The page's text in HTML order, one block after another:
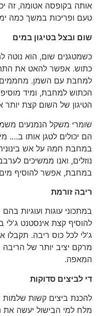
אותה בקופסה אטומה, זה
טעם ופריכות במשך כמה ימים.
שום ובצל בטיגון במים
כשמטגנים שום, הוא נוטה
כתוש. אפשר להאט את
למחבת עם השמן. מחממים
הכתוש למחבת, ומיד
הטיגון של השום קצת יותר
שומרי משקל הנמנעים משמן
הם יכולים לטגן אותו ב….
במחבת חמה על אש
נוזלים, ואנו ממשיכים לערבב
במחבת, אפשר להוסיף מים.
ריבה זורמת
במתכוני עוגות ועוגיות
להוסיף קצת אינסטנט ג'לי
ג'לי לכל כוס ריבה. תקבלו
מרקם יציב יותר של הריבה
המאפה.
די לביצים סדוקות
להכנת ביצים קשות שלמות
מלח למי הבישול יעשה את